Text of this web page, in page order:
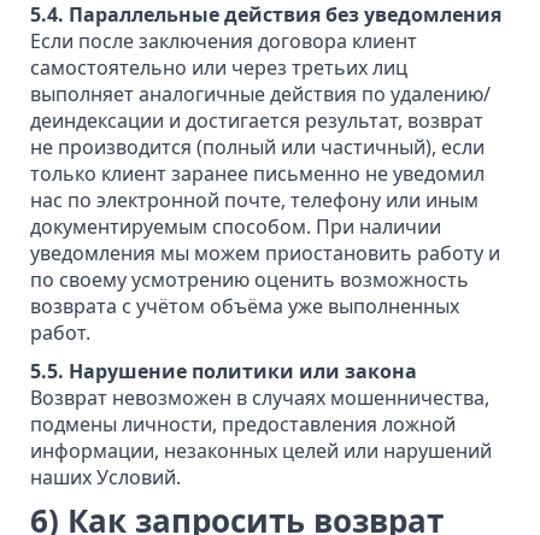
5.4. Параллельные действия без уведомления
Если после заключения договора клиент
самостоятельно или через третьих лиц
выполняет аналогичные действия по удалению/
деиндексации и достигается результат, возврат
не производится (полный или частичный), если
только клиент заранее письменно не уведомил
нас по электронной почте, телефону или иным
документируемым способом. При наличии
уведомления мы можем приостановить работу и
по своему усмотрению оценить возможность
возврата с учётом объёма уже выполненных
работ.
5.5. Нарушение политики или закона
Возврат невозможен в случаях мошенничества,
подмены личности, предоставления ложной
информации, незаконных целей или нарушений
наших Условий.
6) Как запросить возврат